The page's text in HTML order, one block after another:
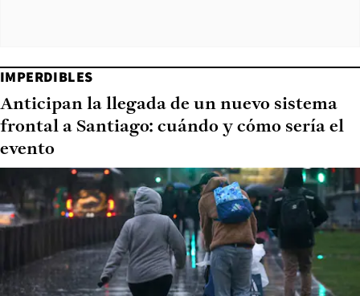
IMPERDIBLES
Anticipan la llegada de un nuevo sistema
frontal a Santiago: cuándo y cómo sería el
evento